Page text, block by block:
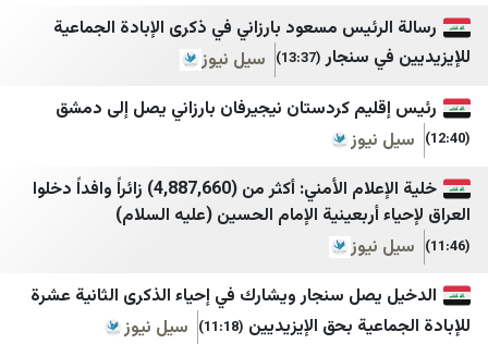
المركزية
الصدارة نيوز
قلم سياسي
وردنا
لبنان اليوم
mdm نيوز
يمن برس
الساحل الغربي
المصدر أونلاين
الرأي برس
نافذة اليمن
مسعود بارزاني في ذكرى الإبادة الجماعية
سنجار (13:37)
سيل نيوز
كردستان نيجيرفان بارزاني يصل إلى دمشق
خلية الإعلام الأمني: أكثر من (4,887,660) زائراً وافداً دخلوا
أربعينية الإمام الحسين (عليه السلام)
سنجار ويشارك في إحياء الذكرى الثانية عشرة
بحق الإيزيديين (11:18)
سيل نيوز